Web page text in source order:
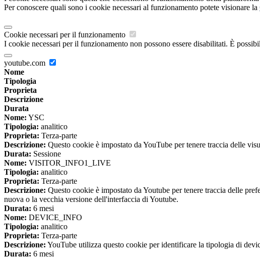
Per conoscere quali sono i cookie necessari al funzionamento potete visionare la
Cookie necessari per il funzionamento
I cookie necessari per il funzionamento non possono essere disabilitati. È
youtube.com
Nome
Tipologia
Proprieta
Descrizione
Durata
Nome: YSC
Tipologia: analitico
Proprieta: Terza-parte
Descrizione: Questo cookie è impostato da YouTube per tenere traccia delle
Durata: Sessione
Nome: VISITOR_INFO1_LIVE
Tipologia: analitico
Proprieta: Terza-parte
Descrizione: Questo cookie è impostato da Youtube per tenere traccia delle
nuova o la vecchia versione dell'interfaccia di Youtube.
Durata: 6 mesi
Nome: DEVICE_INFO
Tipologia: analitico
Proprieta: Terza-parte
Descrizione: YouTube utilizza questo cookie per identificare la tipologia di
Durata: 6 mesi